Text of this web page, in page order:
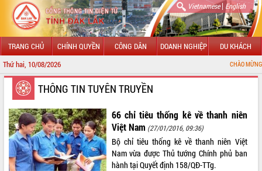
Vietnamese| English
TRANG CHỦ CHÍNH QUYỀN CÔNG DÂN DOANH NGHIỆP DU KHÁCH
Thứ hai, 10/08/2026 CHÀO MỪNG ĐẾN VỚI
GIỚI THIỆU
LÃNH ĐẠO UBND TỈNH
TIN TỨC SỰ KIỆN
SỞ, BAN, NGÀNH
THÔNG TIN TUYÊN TRUYỀN
66 chỉ tiêu thống kê về thanh niên
Việt Nam (27/01/2016, 09:36)
Bộ chỉ tiêu thống kê về thanh niên Việt
Nam vừa được Thủ tướng Chính phủ ban
hành tại Quyết định 158/QĐ-TTg.